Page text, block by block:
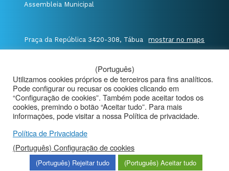
Assembleia Municipal
Praça da República 3420-308, Tábua mostrar no maps
E. geral@cm-tabua.pt
@Município de Tábua | Mapa do Portal
|
Politica de Privacidade
|
Aviso de Privacidade - Videovigilância
(Português)
Utilizamos cookies próprios e de terceiros para fins analíticos.
Pode configurar ou recusar os cookies clicando em
“Configuração de cookies”. Também pode aceitar todos os
cookies, premindo o botão “Aceitar tudo”. Para mais
informações, pode visitar a nossa Política de privacidade.
Política de Privacidade
(Português) Configuração de cookies
(Português) Rejeitar tudo (Português) Aceitar tudo